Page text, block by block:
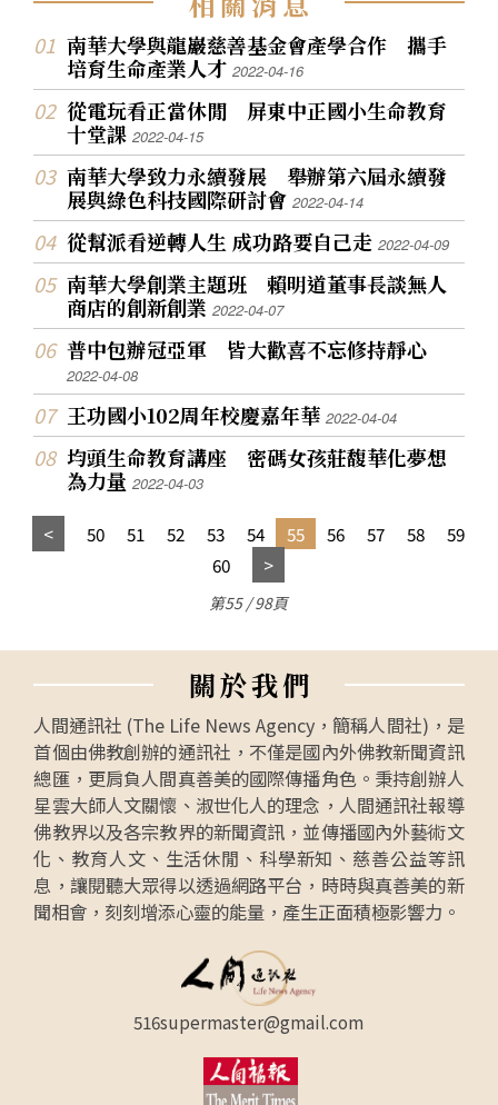
南華大學與龍巖慈善基金會產學合作 攜手
培育生命產業人才2022-04-16
從電玩看正當休閒 屏東中正國小生命教育
十堂課2022-04-15
南華大學致力永續發展 舉辦第六屆永續發
展與綠色科技國際研討會2022-04-14
從幫派看逆轉人生 成功路要自己走2022-04-09
南華大學創業主題班 賴明道董事長談無人
商店的創新創業2022-04-07
普中包辦冠亞軍 皆大歡喜不忘修持靜心
2022-04-08
王功國小102周年校慶嘉年華2022-04-04
均頭生命教育講座 密碼女孩莊馥華化夢想
為力量2022-04-03
50 51 52 53 54 55 56 57 58
59
60
第55 / 98頁
關於我們
人間通訊社 (The Life News Agency，簡稱人間社)，是
首個由佛教創辦的通訊社，不僅是國內外佛教新聞資訊
總匯，更肩負人間真善美的國際傳播角色。秉持創辦人
星雲大師人文關懷、淑世化人的理念，人間通訊社報導
佛教界以及各宗教界的新聞資訊，並傳播國內外藝術文
化、教育人文、生活休閒、科學新知、慈善公益等訊
息，讓閱聽大眾得以透過網路平台，時時與真善美的新
聞相會，刻刻增添心靈的能量，產生正面積極影響力。
516supermaster@gmail.com